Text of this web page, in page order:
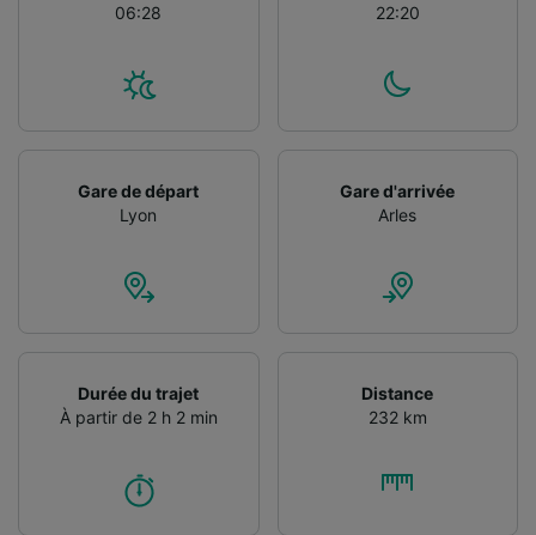
06:28
22:20
Gare de départ
Lyon
Gare d'arrivée
Arles
Durée du trajet
À partir de 2 h 2 min
Distance
232 km